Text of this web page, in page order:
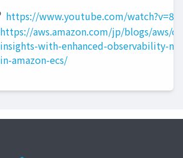
https://www.youtube.com/
https://aws.amazon.com/jp/blogs/aws/
insights-with-enhanced-observability-
in-amazon-ecs/